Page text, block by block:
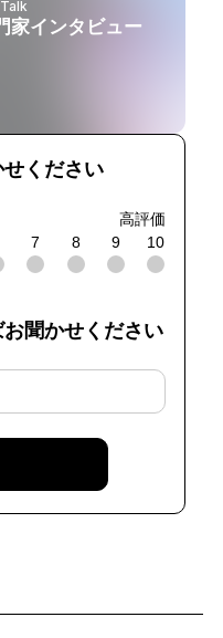
家インタビュー
ください
高評価
7 8 9 10
聞かせください